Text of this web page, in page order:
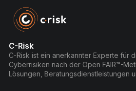
C-Risk
C-Risk ist ein anerkannter Experte für
Cyberrisiken nach der Open FAIR™-
Lösungen, Beratungsdienstleistungen